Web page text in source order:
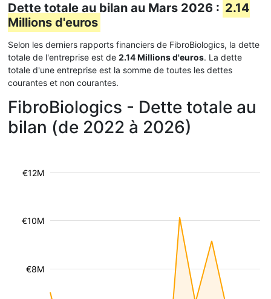
Dette totale au bilan au Mars 2026 : 2.14
Millions d'euros
Selon les derniers rapports financiers de FibroBiologics, la dette
totale de l'entreprise est de 2.14 Millions d'euros. La dette
totale d'une entreprise est la somme de toutes les dettes
courantes et non courantes.
FibroBiologics - Dette totale au
bilan (de 2022 à 2026)
€8M
€10M
€12M